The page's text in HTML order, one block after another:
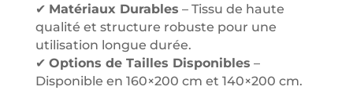
✔ Matériaux Durables – Tissu de haute
qualité et structure robuste pour une
utilisation longue durée.
✔ Options de Tailles Disponibles –
Disponible en 160×200 cm et 140×200 cm.